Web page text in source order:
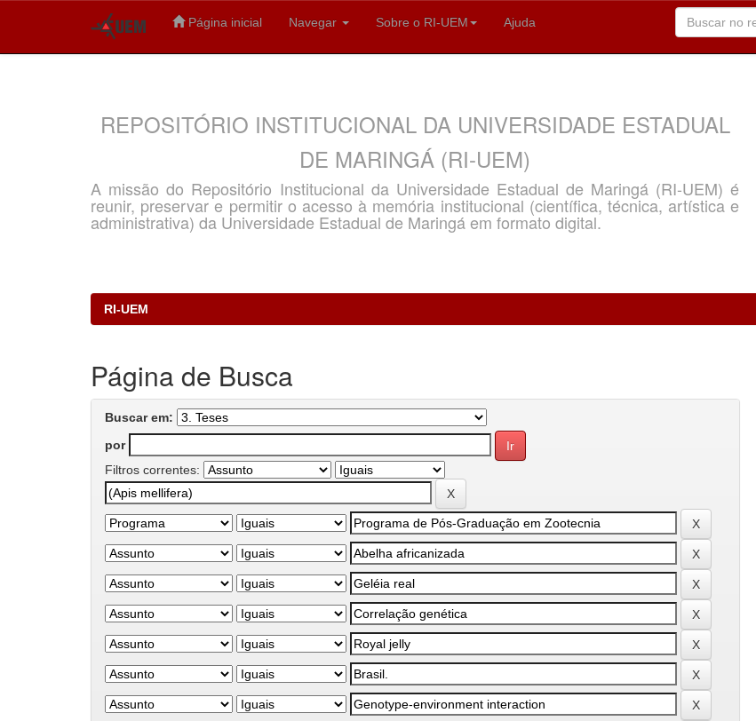
Página inicial Navegar Sobre o RI-UEM Ajuda
REPOSITÓRIO INSTITUCIONAL DA UNIVERSIDADE ESTADUAL
DE MARINGÁ (RI-UEM)
A missão do Repositório Institucional da Universidade Estadual de Maringá (RI-UEM) é
reunir, preservar e permitir o acesso à memória institucional (científica, técnica, artística e
administrativa) da Universidade Estadual de Maringá em formato digital.
RI-UEM
Página de Busca
Buscar em:
por
Filtros correntes: